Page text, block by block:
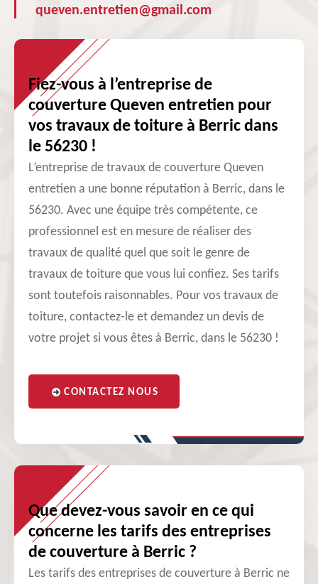
queven.entretien@gmail.com
Fiez-vous à l’entreprise de
couverture Queven entretien pour
vos travaux de toiture à Berric dans
le 56230 !
L’entreprise de travaux de couverture Queven
entretien a une bonne réputation à Berric, dans le
56230. Avec une équipe très compétente, ce
professionnel est en mesure de réaliser des
travaux de qualité quel que soit le genre de
travaux de toiture que vous lui confiez. Ses tarifs
sont toutefois raisonnables. Pour vos travaux de
toiture, contactez-le et demandez un devis de
votre projet si vous êtes à Berric, dans le 56230 !
CONTACTEZ NOUS
Que devez-vous savoir en ce qui
concerne les tarifs des entreprises
de couverture à Berric ?
Les tarifs des entreprises de couverture à Berric ne